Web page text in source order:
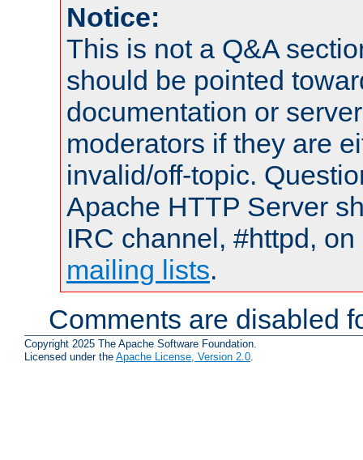
Notice:
This is not a Q&A
should be pointed
documentation or
moderators if they are
invalid/off-topic.
Apache HTTP Server
IRC channel, #httpd,
mailing lists.
Comments are disabled
Copyright 2025 The Apache Software Foundation.
Licensed under the Apache License, Version 2.0.